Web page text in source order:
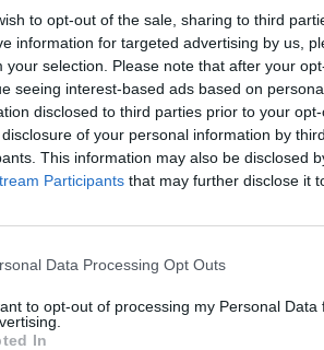
to opt-out of the sale, sharing to third
information for targeted advertising by us,
your selection. Please note that after your
seeing interest-based ads based on
disclosed to third parties prior to your
of your personal information by
This information may also be disclosed
Participants that may further disclose it
Data Processing Opt Outs
to opt-out of processing my Personal Data
In